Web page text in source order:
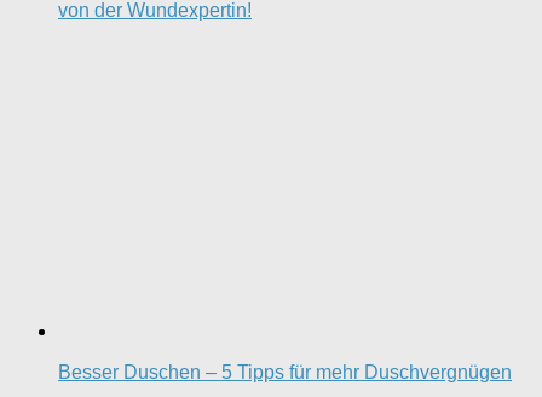
von der Wundexpertin!
Besser Duschen – 5 Tipps für mehr Duschvergnügen